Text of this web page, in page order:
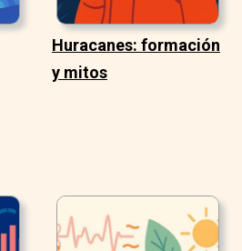
Huracanes: formación
y mitos